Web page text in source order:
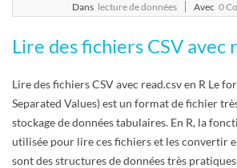
Dans lecture de données Avec 0
Lire des fichiers CSV avec
Lire des fichiers CSV avec read.csv en R Le
Separated Values) est un format de fichier
stockage de données tabulaires. En R, la
utilisée pour lire ces fichiers et les convertir
sont des structures de données très